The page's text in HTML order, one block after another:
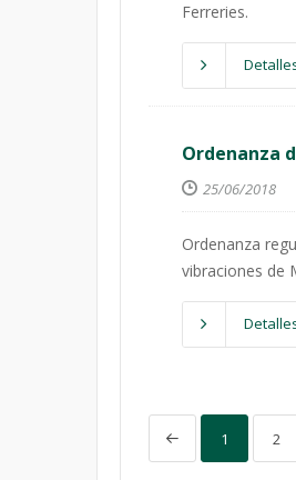
Ferreries.
Ordenanza
25/06/2018
Ordenanza
vibraciones de
1 2